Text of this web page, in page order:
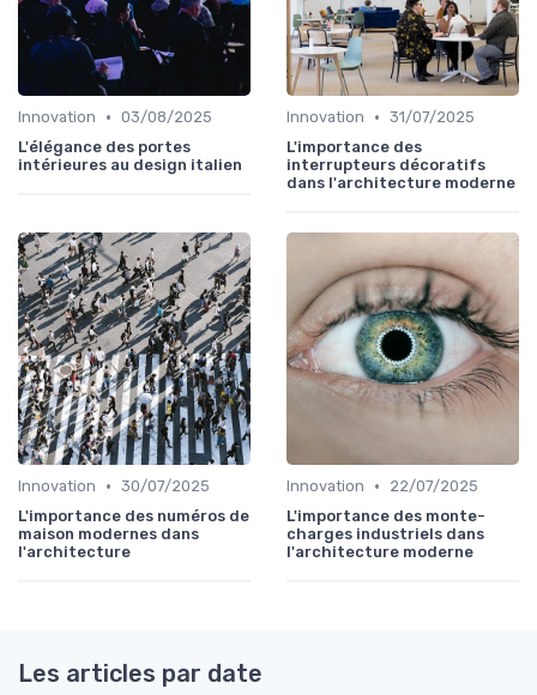
Innovation • 03/08/2025
L'élégance des portes
intérieures au design italien
Innovation • 31/07/2025
L'importance des
interrupteurs décoratifs
dans l'architecture moderne
Innovation • 30/07/2025
L'importance des numéros de
maison modernes dans
l'architecture
Innovation •
22/07/2025
L'importance des monte-
charges industriels dans
l'architecture moderne
Les articles par date